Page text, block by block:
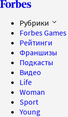
Рубрики
Forbes Games
Рейтинги
Франшизы
Подкасты
Видео
Life
Woman
Sport
Young